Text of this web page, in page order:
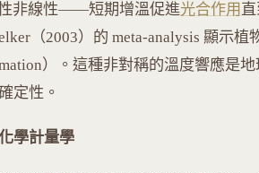
性非線性——短期增溫促進光合作用
（2003）的 meta-analysis 顯示植
）。這種非對稱的溫度響應是
定性。
學計量學